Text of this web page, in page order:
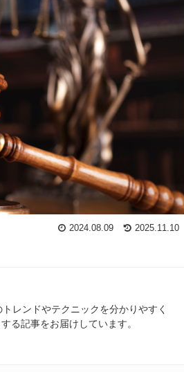
2024.08.09 2025.11.10
レンドやテクニックを分かりやすく
る記事をお届けしています。